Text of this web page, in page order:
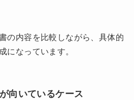
の内容を比較しながら、具体的
になっています。
向いているケース